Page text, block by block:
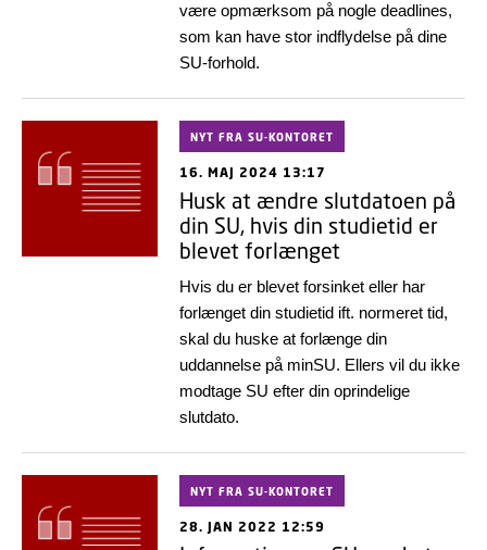
være opmærksom på nogle deadlines,
som kan have stor indflydelse på dine
SU-forhold.
NYT FRA SU-KONTORET
16. MAJ 2024 13:17
Husk at ændre slutdatoen på
din SU, hvis din studietid er
blevet forlænget
Hvis du er blevet forsinket eller har
forlænget din studietid ift. normeret tid,
skal du huske at forlænge din
uddannelse på minSU. Ellers vil du ikke
modtage SU efter din oprindelige
slutdato.
NYT FRA SU-KONTORET
28. JAN 2022 12:59